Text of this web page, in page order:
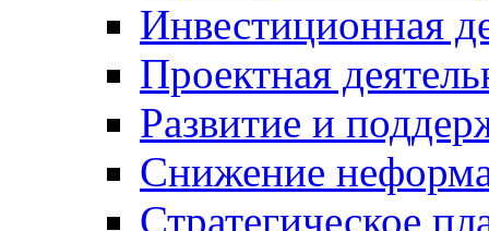
Инвестиционная
Проектная
Развитие и
Снижение
Стратегическое